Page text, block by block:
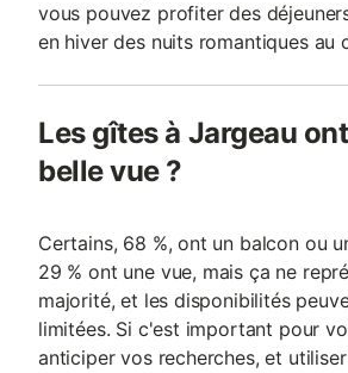
vous pouvez profiter des
en hiver des nuits romantiques au
Les gîtes à Jargeau
belle vue ?
Certains, 68 %, ont un balcon ou
29 % ont une vue, mais ça ne
majorité, et les disponibilités
limitées. Si c'est important pour
anticiper vos recherches, et